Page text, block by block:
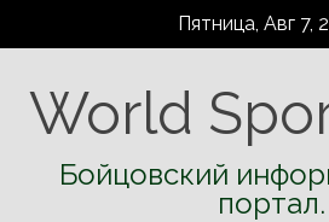
Пятница, Авг 7,
World
Бойцовский
портал.